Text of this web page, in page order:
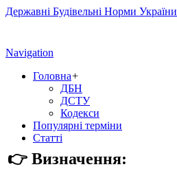
Державні Будівельні Норми України
Navigation
Головна+
ДБН
ДСТУ
Кодекси
Популярні терміни
Статті
👉 Визначення: